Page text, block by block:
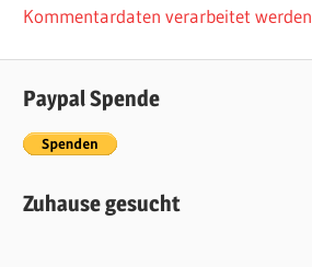
Kommentardaten verarbeitet werden
Paypal Spende
Zuhause gesucht